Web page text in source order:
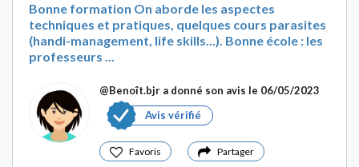
Bonne formation On aborde les aspectes
techniques et pratiques, quelques cours parasites
(handi-management, life skills...). Bonne école : les
professeurs ...
@Benoît.bjr a donné son avis le 06/05/2023
Avis vérifié
Favoris Partager